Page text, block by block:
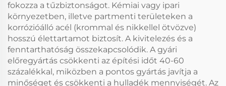
fokozza a tűzbiztonságot. Kémiai vagy ipari
környezetben, illetve partmenti területeken a
korrózióálló acél (krommal és nikkellel ötvözve)
hosszú élettartamot biztosít. A kivitelezés és a
fenntarthatóság összekapcsolódik. A gyári
előregyártás csökkenti az építési időt 40-60
százalékkal, miközben a pontos gyártás javítja a
minőséget és csökkenti a hulladék mennyiségét. Az